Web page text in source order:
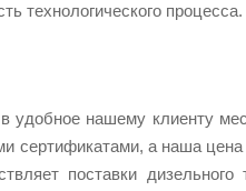
технологического процесса.
удобное нашему клиенту
сертификатами, а наша
поставки